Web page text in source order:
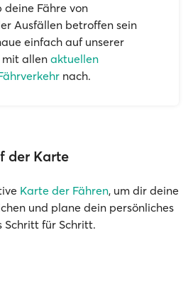
deine Fähre von
Ausfällen betroffen sein
einfach auf unserer
allen aktuellen
nach.
der Karte
Karte der Fähren, um dir deine
und plane dein persönliches
Schritt für Schritt.